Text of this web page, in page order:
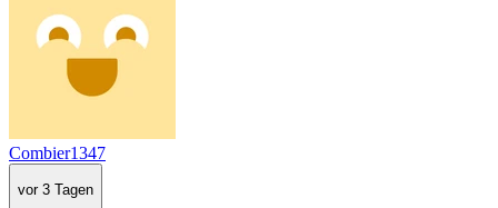
Combier1347
vor 3 Tagen